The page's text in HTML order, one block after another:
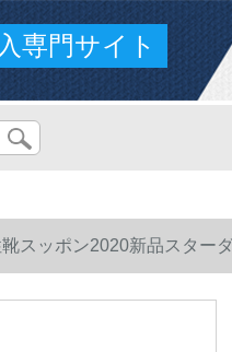
専門サイト
スッポン2020新品スター
クド-3 42